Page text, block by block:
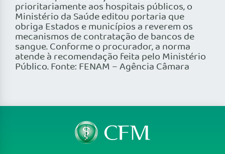
prioritariamente aos hospitais públicos, o
Ministério da Saúde editou portaria que
obriga Estados e municípios a reverem os
mecanismos de contratação de bancos de
sangue. Conforme o procurador, a norma
atende à recomendação feita pelo Ministério
Público. Fonte: FENAM – Agência Câmara